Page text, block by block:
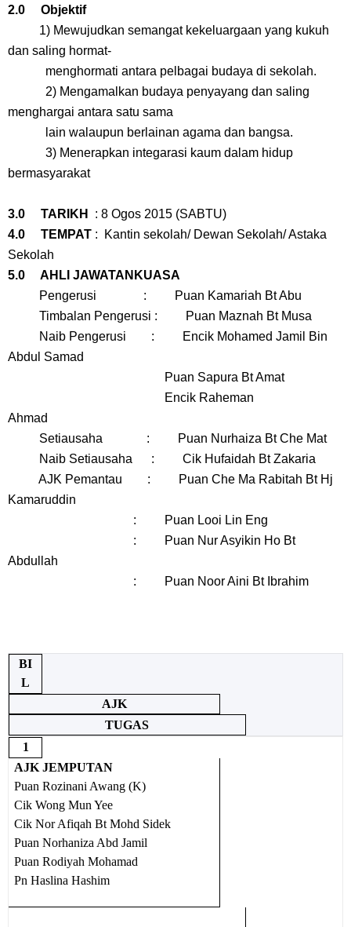
2.0 Objektif
1) Mewujudkan semangat kekeluargaan yang kukuh
dan saling hormat-
menghormati antara pelbagai budaya di sekolah.
2) Mengamalkan budaya penyayang dan saling
menghargai antara satu sama
lain walaupun berlainan agama dan bangsa.
3) Menerapkan integarasi kaum dalam hidup
bermasyarakat
3.0 TARIKH
: 8 Ogos 2015 (SABTU)
4.0 TEMPAT : Kantin sekolah/ Dewan Sekolah/ Astaka
Sekolah
5.0 AHLI JAWATANKUASA
Pengerusi : Puan Kamariah Bt Abu
Timbalan Pengerusi : Puan Maznah Bt Musa
Naib Pengerusi : Encik Mohamed Jamil Bin
Abdul Samad
Puan Sapura Bt Amat
Encik Raheman
Ahmad
Setiausaha : Puan Nurhaiza Bt Che Mat
Naib Setiausaha : Cik Hufaidah Bt Zakaria
AJK Pemantau : Puan Che Ma Rabitah Bt Hj
Kamaruddin
: Puan Looi Lin Eng
: Puan Nur Asyikin Ho Bt
Abdullah
: Puan Noor Aini Bt Ibrahim
BI
L
AJK
TUGAS
1
AJK JEMPUTAN
Puan Rozinani Awang (K)
Cik Wong Mun Yee
Cik Nor Afiqah Bt Mohd Sidek
Puan Norhaniza Abd Jamil
Puan Rodiyah Mohamad
Pn Haslina Hashim